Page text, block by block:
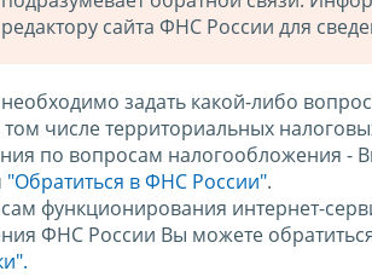
редактору сайта ФНС России для
задать какой-либо
том числе территориальных
по вопросам налогообложения -
"Обратиться в ФНС России".
функционирования интернет-
ФНС России Вы можете